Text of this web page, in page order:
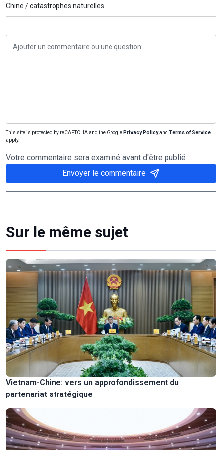
Chine /catastrophes naturelles
This site is protected by reCAPTCHA and the Google Privacy Policyand Terms of Service
apply.
Votre commentaire sera examiné avant d'être publié
Envoyer le commentaire
Sur le même sujet
Vietnam-Chine: vers un approfondissement du
partenariat stratégique